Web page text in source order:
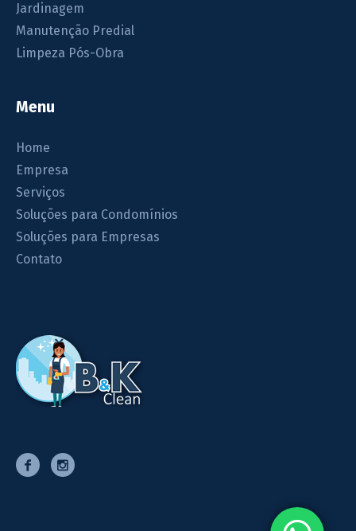
Jardinagem
Manutenção Predial
Limpeza Pós-Obra
Menu
Home
Empresa
Serviços
Soluções para Condomínios
Soluções para Empresas
Contato